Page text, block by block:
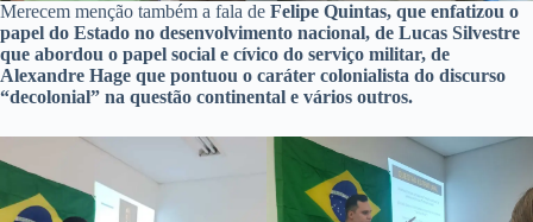
Merecem menção também a fala de Felipe Quintas, que enfatizou o
papel do Estado no desenvolvimento nacional, de Lucas Silvestre
que abordou o papel social e cívico do serviço militar, de
Alexandre Hage que pontuou o caráter colonialista do discurso
“decolonial” na questão continental e vários outros.